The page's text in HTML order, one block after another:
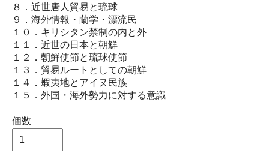
８．近世唐人貿易と琉球
９．海外情報・蘭学・漂流民
１０．キリシタン禁制の内と外
１１．近世の日本と朝鮮
１２．朝鮮使節と琉球使節
１３．貿易ルートとしての朝鮮
１４．蝦夷地とアイヌ民族
１５．外国・海外勢力に対する意識
個数